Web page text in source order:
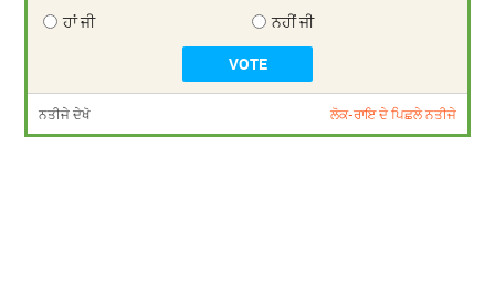
ਹਾਂ ਜੀ ਨਹੀਂ ਜੀ
ਨਤੀਜੇ ਦੇਖੋ ਲੋਕ-ਰਾਇ ਦੇ ਪਿਛਲੇ ਨਤੀਜੇ